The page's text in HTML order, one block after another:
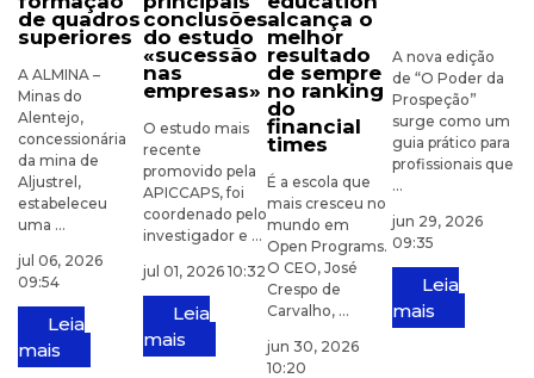
de quadros
superiores
A ALMINA –
Minas do
Alentejo,
concessionária
da mina de
Aljustrel,
estabeleceu
uma ...
jul 06, 2026
09:54
Leia
mais
conclusões
do estudo
«sucessão
nas
empresas»
O estudo mais
recente
promovido pela
APICCAPS, foi
coordenado pelo
investigador e ...
jul 01, 2026 10:32
Leia
mais
alcança o
melhor
resultado
de sempre
no ranking
do
financial
times
É a escola que
mais cresceu no
mundo em
Open Programs.
O CEO, José
Crespo de
Carvalho, ...
jun 30, 2026
10:20
A nova edição
de “O Poder da
Prospeção”
surge como um
guia prático para
profissionais que
...
jun 29, 2026
09:35
Leia
mais